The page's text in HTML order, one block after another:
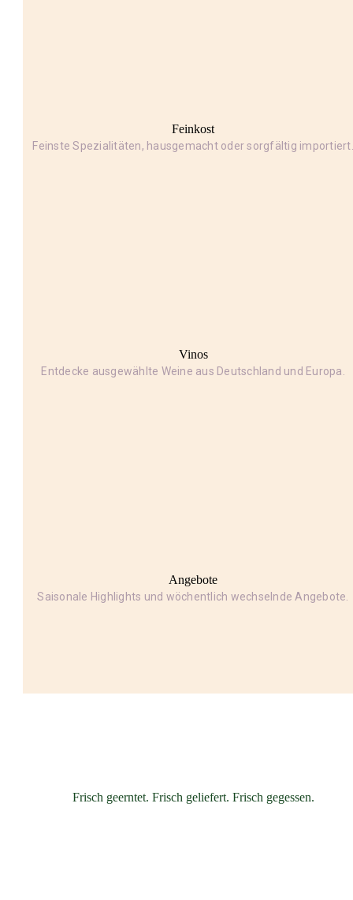
Feinkost
Feinste Spezialitäten, hausgemacht oder sorgfältig importiert.
Vinos
Entdecke ausgewählte Weine aus Deutschland und Europa.
Angebote
Saisonale Highlights und wöchentlich wechselnde Angebote.
Frisch geerntet. Frisch geliefert. Frisch gegessen.